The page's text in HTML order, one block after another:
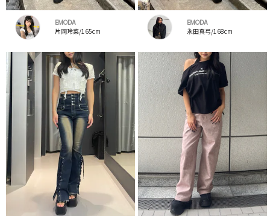
EMODA
片岡玲菜/165cm
EMODA
永田真弓/168cm